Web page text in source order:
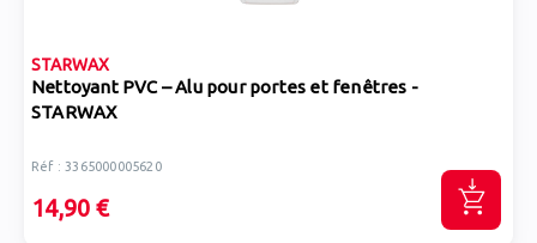
STARWAX
Nettoyant PVC – Alu pour portes et fenêtres -
STARWAX
Réf : 3365000005620
14,90 €